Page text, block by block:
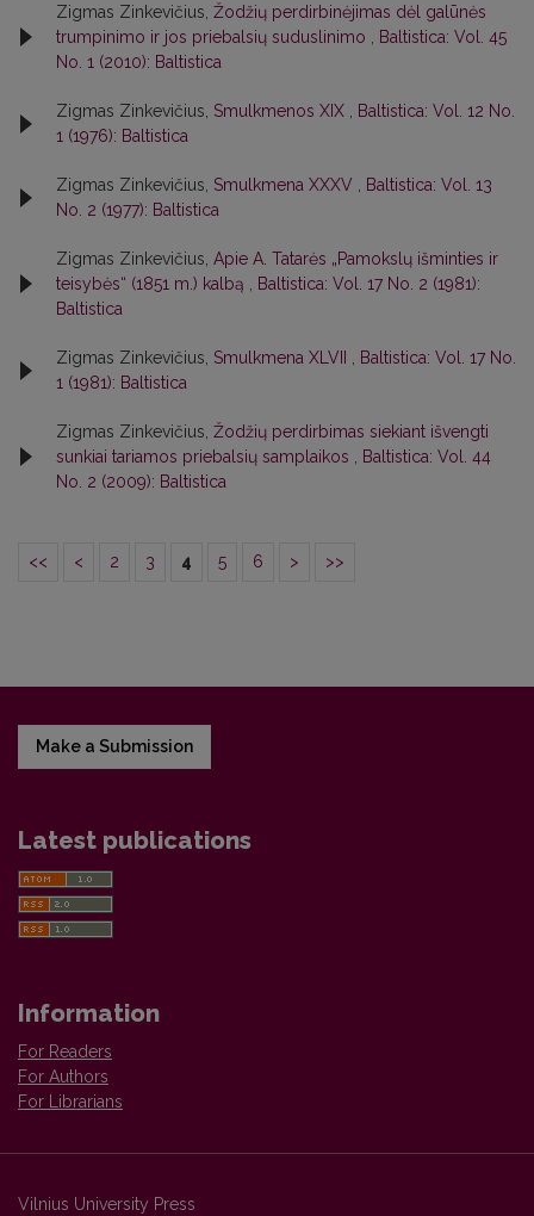
Zigmas Zinkevičius, Žodžių perdirbinėjimas dėl galūnės
trumpinimo ir jos priebalsių suduslinimo
Baltistica: Vol. 45
No. 1 (2010): Baltistica
Zigmas Zinkevičius, Smulkmenos XIX
Baltistica: Vol. 12 No.
1 (1976): Baltistica
Zigmas Zinkevičius, Smulkmena XXXV
Baltistica: Vol. 13
No. 2 (1977): Baltistica
Zigmas Zinkevičius, Apie A. Tatarės „Pamokslų išminties ir
teisybės“ (1851 m.) kalbą
Baltistica: Vol. 17 No. 2 (1981):
Baltistica
Zigmas Zinkevičius, Smulkmena XLVII
Baltistica: Vol. 17 No.
1 (1981): Baltistica
Zigmas Zinkevičius, Žodžių perdirbimas siekiant išvengti
sunkiai tariamos priebalsių samplaikos
Baltistica: Vol. 44
No. 2 (2009): Baltistica
<< < 2 3 4 5 6 > >>
Make a Submission
Latest publications
Information
For Readers
For Authors
For Librarians
Vilnius University Press